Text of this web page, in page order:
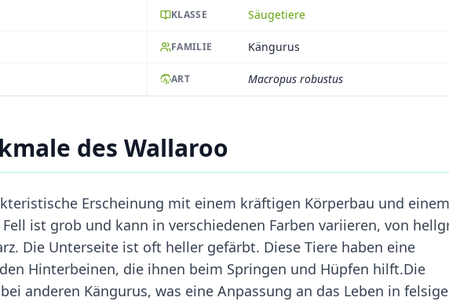
KLASSE Säugetiere
FAMILIE Kängurus
ART Macropus robustus
des Wallaroo
Erscheinung mit einem kräftigen Körperbau und einem
ist grob und kann in verschiedenen Farben variieren, von
Die Unterseite ist oft heller gefärbt. Diese Tiere haben eine
Hinterbeinen, die ihnen beim Springen und Hüpfen hilft.Die
anderen Kängurus, was eine Anpassung an das Leben in